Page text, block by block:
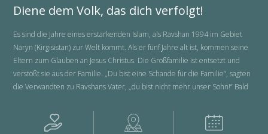
Diene dem Volk, das dich verfolgt!
Es sind die Jahre eines erstarkenden Islam, als Ravshan 1994 im Gebiet
Naryn (Kirgisistan) zur Welt kommt. Als er fünf Jahre alt ist, kommen seine
Eltern zum Glauben an Jesus Christus. Die Großfamilie ist entsetzt und
verstößt sie aus der Familie. „Du bist eine Schande für die Familie“, sagten
die Verwandten zu Ravshans Vater, „du bist nicht mehr unser Sohn!“ Bald